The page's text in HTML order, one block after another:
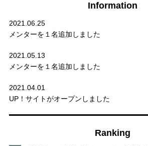
Information
2021.06.25
メンターを１名追加しました
2021.05.13
メンターを１名追加しました
2021.04.01
UP！サイトがオープンしました
Ranking